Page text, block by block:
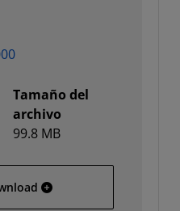
Tamaño del
archivo
99.8 MB
Hewlett Packard 7000